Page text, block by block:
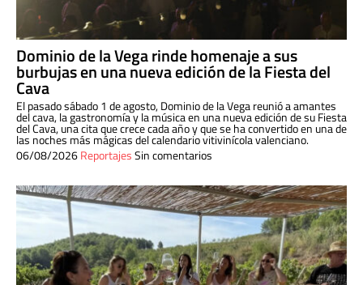
Dominio de la Vega rinde homenaje a sus
burbujas en una nueva edición de la Fiesta del
Cava
El pasado sábado 1 de agosto, Dominio de la Vega reunió a amantes
del cava, la gastronomía y la música en una nueva edición de su Fiesta
del Cava, una cita que crece cada año y que se ha convertido en una de
las noches más mágicas del calendario vitivinícola valenciano.
06/08/2026ReportajesSin comentarios